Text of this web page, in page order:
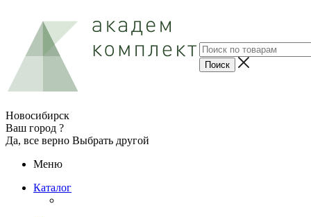
Новосибирск
Ваш город ?
Да, все верно Выбрать другой
Меню
Каталог